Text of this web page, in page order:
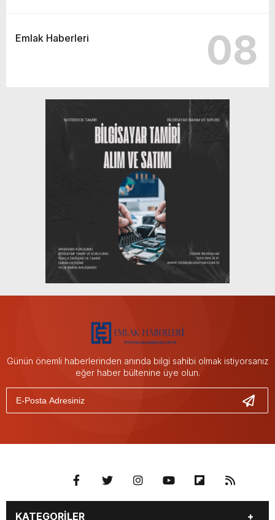
Emlak Haberleri 08
Günün önemli haberlerinden anında bilgi sahibi olmak istiyorsanız
eğer haber bültenine üye olun.
KATEGORİLER